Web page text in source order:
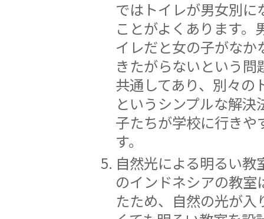
ではトイレが男女別に
ことがよくあります。
イレだと女の子がなか
きたがらないという問
共通してあり、別々の
というシンプルな解決
子たちが学校に行きや
す。
自然光による明るい教
のインドネシアの教室
たため、自然の光が入